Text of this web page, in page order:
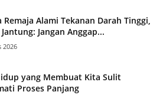
Remaja Alami Tekanan Darah Tinggi,
Jangan Anggap...
2026
yang Membuat Kita Sulit
Proses Panjang